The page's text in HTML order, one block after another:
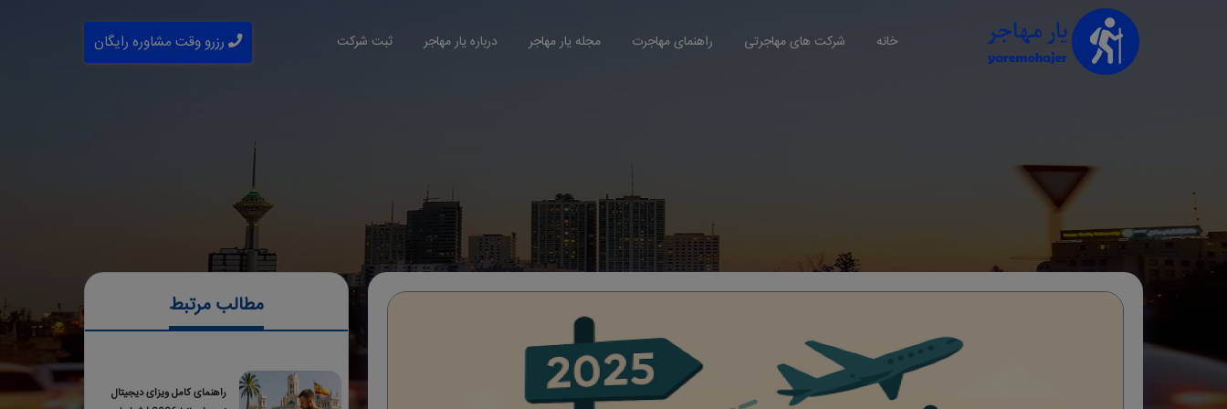
خانه شرکت های مهاجرتی راهنمای مهاجرت مجله یار مهاجر درباره یار مهاجر ثبت شرکت رزرو وقت مشاوره رایگان
مطالب مرتبط
راهنمای کامل ویزای دیجیتال